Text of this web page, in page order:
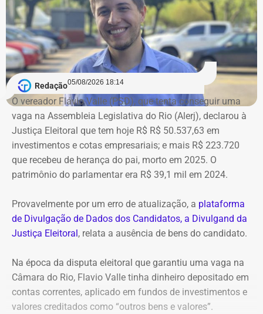
Bens declarados por André Marinho (Novo) à Justiça Eleitoral — Foto:
Reprodução/Divulgacand
Redação05/08/2026 18:14
O vereador Flávio Valle (PSD), que tenta conseguir uma
vaga na Assembleia Legislativa do Rio (Alerj), declarou à
Justiça Eleitoral que tem hoje R$ R$ 50.537,63 em
investimentos e cotas empresariais; e mais R$ 223.720
que recebeu de herança do pai, morto em 2025. O
patrimônio do parlamentar era R$ 39,1 mil em 2024.
Provavelmente por um erro de atualização, a plataforma
de Divulgação de Dados dos Candidatos, a Divulgand da
Justiça Eleitoral , relata a ausência de bens do candidato.
Na época da disputa eleitoral que garantiu uma vaga na
Câmara do Rio, Flavio Valle tinha dinheiro depositado em
contas correntes, aplicado em fundos de investimentos e
valores creditados como “outros bens e valores”.